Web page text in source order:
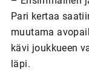
Pari kertaa
muutama
kävi joukkueen
läpi.